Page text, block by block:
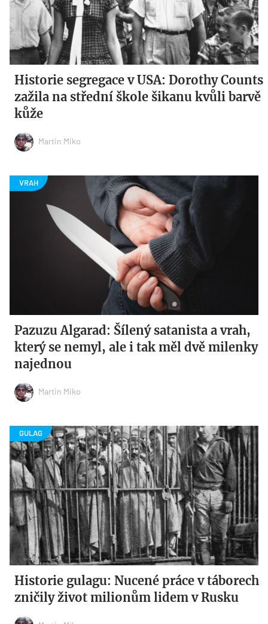
Historie segregace v USA: Dorothy Counts
zažila na střední škole šikanu kvůli barvě
kůže
Martin Miko
Pazuzu Algarad: Šílený satanista a vrah,
který se nemyl, ale i tak měl dvě milenky
najednou
Martin Miko
Historie gulagu: Nucené práce v táborech
zničily život milionům lidem v Rusku